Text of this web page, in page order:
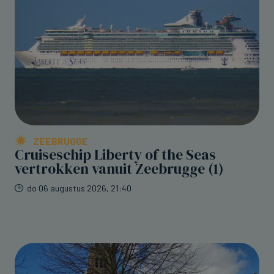
ZEEBRUGGE
Cruiseschip Liberty of the Seas
vertrokken vanuit Zeebrugge (1)
do 06 augustus 2026, 21:40